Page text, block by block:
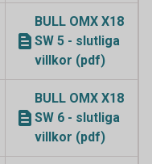
BULL OMX X18
SW 5 - slutliga
villkor (pdf)
BULL OMX X18
SW 6 - slutliga
villkor (pdf)